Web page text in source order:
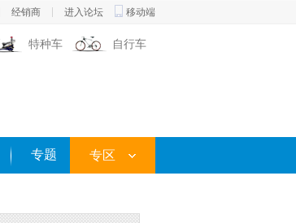
经销商 进入论坛 移动端
特种车 自行车
专题 专区